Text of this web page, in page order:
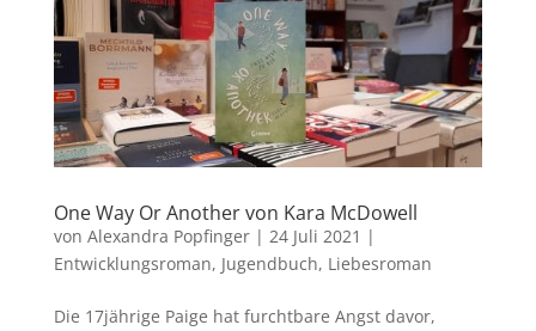
One Way Or Another von Kara McDowell
von Alexandra Popfinger| 24 Juli 2021 |
Entwicklungsroman, Jugendbuch, Liebesroman
Die 17jährige Paige hat furchtbare Angst davor,